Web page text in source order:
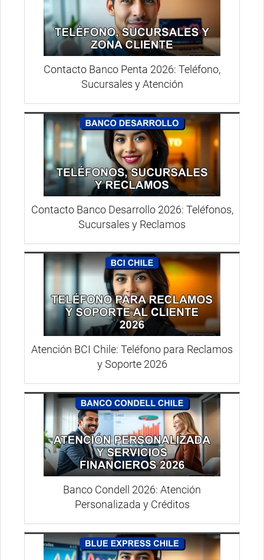
Contacto Banco Penta 2026: Teléfono,
Sucursales y Atención
Contacto Banco Desarrollo 2026: Teléfonos,
Sucursales y Reclamos
Atención BCI Chile: Teléfono para Reclamos
y Soporte 2026
Banco Condell 2026: Atención
Personalizada y Créditos